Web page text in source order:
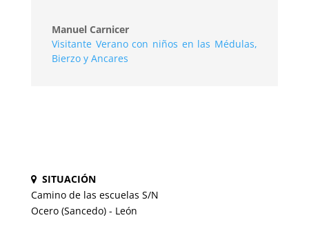
Manuel Carnicer
Visitante Verano con niños en las Médulas,
Bierzo y Ancares
SITUACIÓN
Camino de las escuelas S/N
Ocero (Sancedo) - León